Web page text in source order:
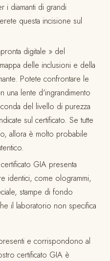
i diamanti di grandi
questa incisione sul
digitale » del
delle inclusioni e della
Potete confrontare le
una lente d'ingrandimento
del livello di purezza
sul certificato. Se tutte
allora è molto probabile
GIA presenta
identici, come ologrammi,
stampe di fondo
il laboratorio non specifica
e corrispondono al
certificato GIA è